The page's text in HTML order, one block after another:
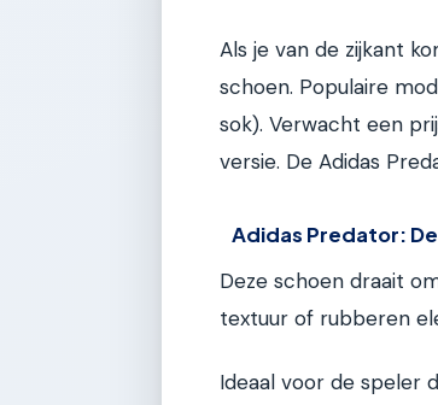
Als je van de zijkant
schoen. Populaire
sok). Verwacht een
versie. De Adidas
Adidas Predator:
Deze schoen draait
textuur of rubberen
Ideaal voor de speler